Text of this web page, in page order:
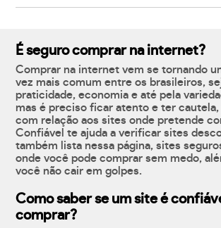
É seguro comprar na internet?
Comprar na internet vem se tornando
vez mais comum entre os brasileiros,
praticidade, economia e até pela
mas é preciso ficar atento e ter
com relação aos sites onde pretende
Confiável te ajuda a verificar sites
também lista nessa página, sites
onde você pode comprar sem medo,
você não cair em golpes.
Como saber se um site é
comprar?